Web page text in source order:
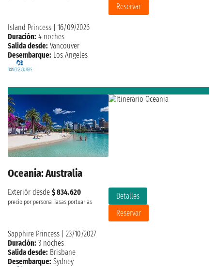
Reservar
Island Princess
16/09/2026
Duración: 4 noches
Salida desde: Vancouver
Desembarque: Los Angeles
Oceania: Australia
Exteriór desde $ 834.620
precio por persona Tasas portuarias
Detalles
Reservar
Sapphire Princess
23/10/2027
Duración: 3 noches
Salida desde: Brisbane
Desembarque: Sydney